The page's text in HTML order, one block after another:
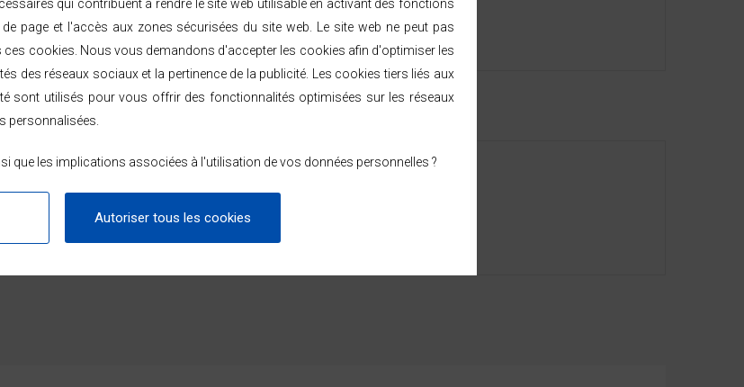
LIVRAISON & RETOURS
les modalités dans les conditions générales de vente
et 4 fois sans frais dès 99 € avec Alma.
qui contribuent à rendre le site web utilisable en activant des fonctions
page et l'accès aux zones sécurisées du site web. Le site web ne peut pas
cookies. Nous vous demandons d'accepter les cookies afin d'optimiser les
des réseaux sociaux et la pertinence de la publicité. Les cookies tiers liés aux
sont utilisés pour vous offrir des fonctionnalités optimisées sur les réseaux
personnalisées.
que les implications associées à l'utilisation de vos données personnelles ?
Autoriser tous les cookies